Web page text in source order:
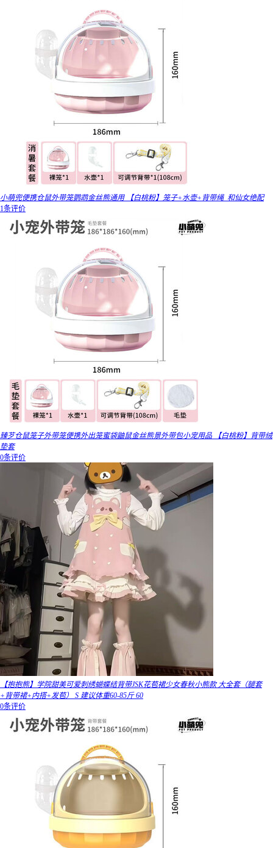
小萌兜便携仓鼠外带笼鹦鹉金丝熊通用 【白桃粉】笼子+水壶+背带绳_和仙女绝配
1条评价
臻芕仓鼠笼子外带笼便携外出笼蜜袋鼬鼠金丝熊景外带包小宠用品 【白桃粉】背带绒
垫套
0条评价
【抱抱熊】学院甜美可爱刺绣蝴蝶结背带JSK花苞裙少女春秋小熊款 大全套（腿套
+背带裙+内搭+发苞） S 建议体重60-85斤 60
0条评价